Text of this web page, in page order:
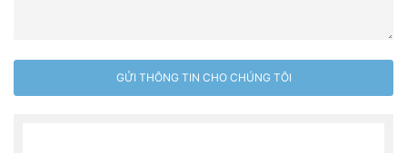
GỬI THÔNG TIN CHO CHÚNG TÔI